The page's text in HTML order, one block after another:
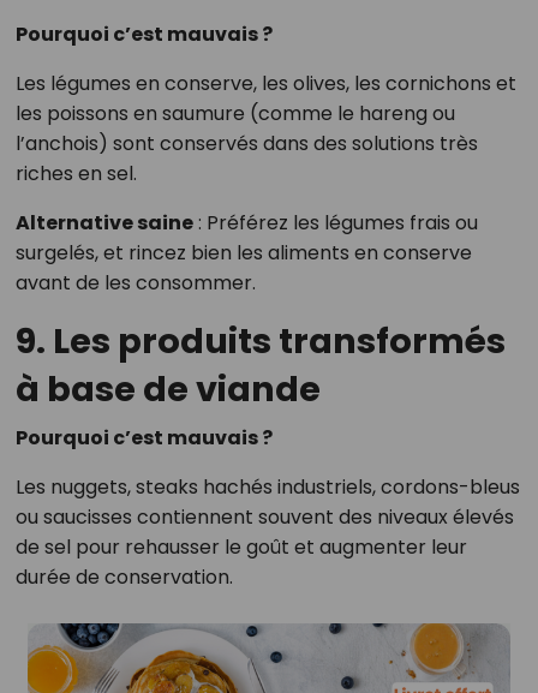
Pourquoi c’est mauvais ?
Les légumes en conserve, les olives, les cornichons et
les poissons en saumure (comme le hareng ou
l’anchois) sont conservés dans des solutions très
riches en sel.
Alternative saine: Préférez les légumes frais ou
surgelés, et rincez bien les aliments en conserve
avant de les consommer.
9. Les produits transformés
à base de viande
Pourquoi c’est mauvais ?
Les nuggets, steaks hachés industriels, cordons-bleus
ou saucisses contiennent souvent des niveaux élevés
de sel pour rehausser le goût et augmenter leur
durée de conservation.